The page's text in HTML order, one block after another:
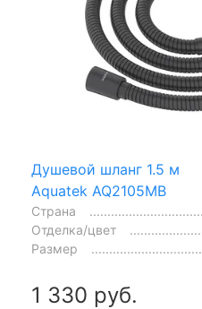
Душевой шланг 1.5 м
Aquatek AQ2105MB
Страна
Отделка/цвет
Размер
1 330 руб.